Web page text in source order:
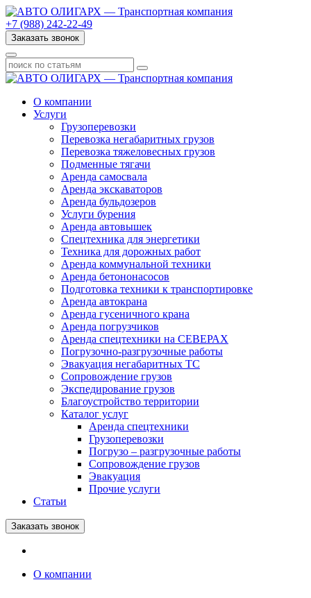
+7 (988) 242-22-49
Заказать звонок
О компании
Услуги
Грузоперевозки
Перевозка негабаритных грузов
Перевозка тяжеловесных грузов
Подменные тягачи
Аренда самосвала
Аренда экскаваторов
Аренда бульдозеров
Услуги бурения
Аренда автовышек
Спецтехника для энергетики
Техника для дорожных работ
Аренда коммунальной техники
Аренда бетононасосов
Подготовка техники к транспортировке
Аренда автокрана
Аренда гусеничного крана
Аренда погрузчиков
Аренда спецтехники на СЕВЕРАХ
Погрузочно-разгрузочные работы
Эвакуация негабаритных ТС
Сопровождение грузов
Экспедирование грузов
Благоустройство территории
Каталог услуг
Аренда спецтехники
Грузоперевозки
Погрузо – разгрузочные работы
Сопровождение грузов
Эвакуация
Прочие услуги
Статьи
Заказать звонок
О компании